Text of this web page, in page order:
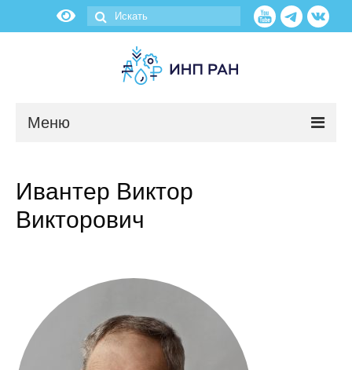
Меню
Об институте
Научные подразделения
Администрация
Сотрудники
Ивантер Виктор
Викторович